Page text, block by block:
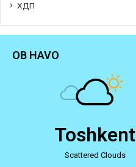
ХДП
OB HAVO
Toshkent
Scattered Clouds